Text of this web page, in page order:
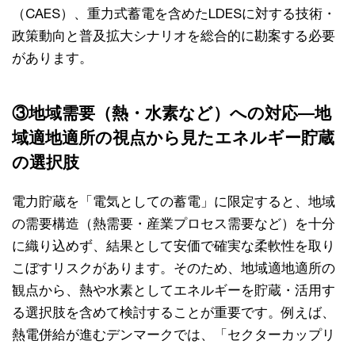
（CAES）、重力式蓄電を含めたLDESに対する技術・
政策動向と普及拡大シナリオを総合的に勘案する必要
があります。
③地域需要（熱・水素など）への対応―地
域適地適所の視点から見たエネルギー貯蔵
の選択肢
電力貯蔵を「電気としての蓄電」に限定すると、地域
の需要構造（熱需要・産業プロセス需要など）を十分
に織り込めず、結果として安価で確実な柔軟性を取り
こぼすリスクがあります。そのため、地域適地適所の
観点から、熱や水素としてエネルギーを貯蔵・活用す
る選択肢を含めて検討することが重要です。例えば、
熱電併給が進むデンマークでは、「セクターカップリ